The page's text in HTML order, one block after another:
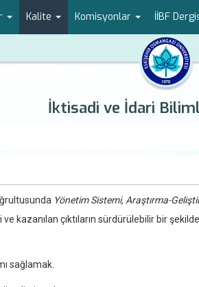
Kalite Komisyonlar İİBF
İktisadi ve İdari
Yönetim Sistemi, Araştırma-
kazanılan çıktıların sürdürülebilir bir
sağlamak.